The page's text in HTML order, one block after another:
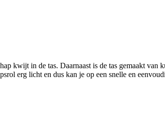
kwijt in de tas. Daarnaast is de tas gemaakt van
erg licht en dus kan je op een snelle en